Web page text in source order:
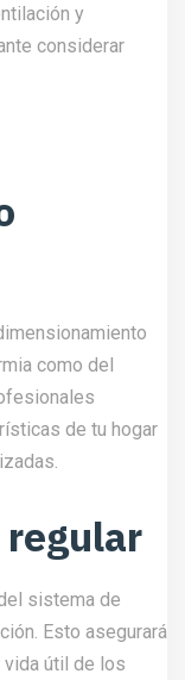
y
considerar
como del
de tu hogar
sistema de
Esto asegurará
vida útil de los